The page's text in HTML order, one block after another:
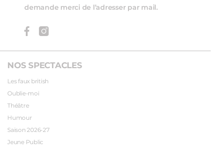
NOS SPECTACLES
Les faux british
Oublie-moi
Théâtre
Humour
Saison 2026-27
Jeune Public
demande merci de l’adresser par mail.